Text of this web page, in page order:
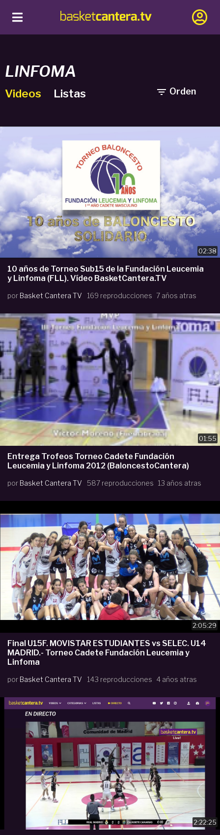
LINFOMA
 Orden
Videos Listas
02:38
10 años de Torneo Sub15 de la Fundación Leucemia
y Linfoma (FLL). Vídeo BasketCantera.TV
por Basket Cantera TV 169 reproducciones 7 años atras
01:55
Entrega Trofeos Torneo Cadete Fundación
Leucemia y Linfoma 2012 (BaloncestoCantera)
por Basket Cantera TV 587 reproducciones 13 años atras
2:05:29
Final U15F. MOVISTAR ESTUDIANTES vs SELEC. U14
MADRID.- Torneo Cadete Fundación Leucemia y
Linfoma
por Basket Cantera TV 143 reproducciones 4 años atras
2:22:25